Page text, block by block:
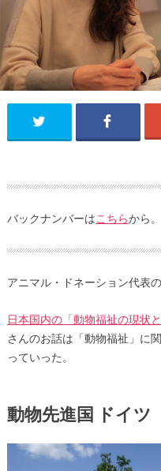
バックナンバーはこちらから。
アニマル・ドネーション代表
日本国内の「動物福祉の現状
さんのお話は「動物福祉」に
っていった。
動物先進国 ドイツ